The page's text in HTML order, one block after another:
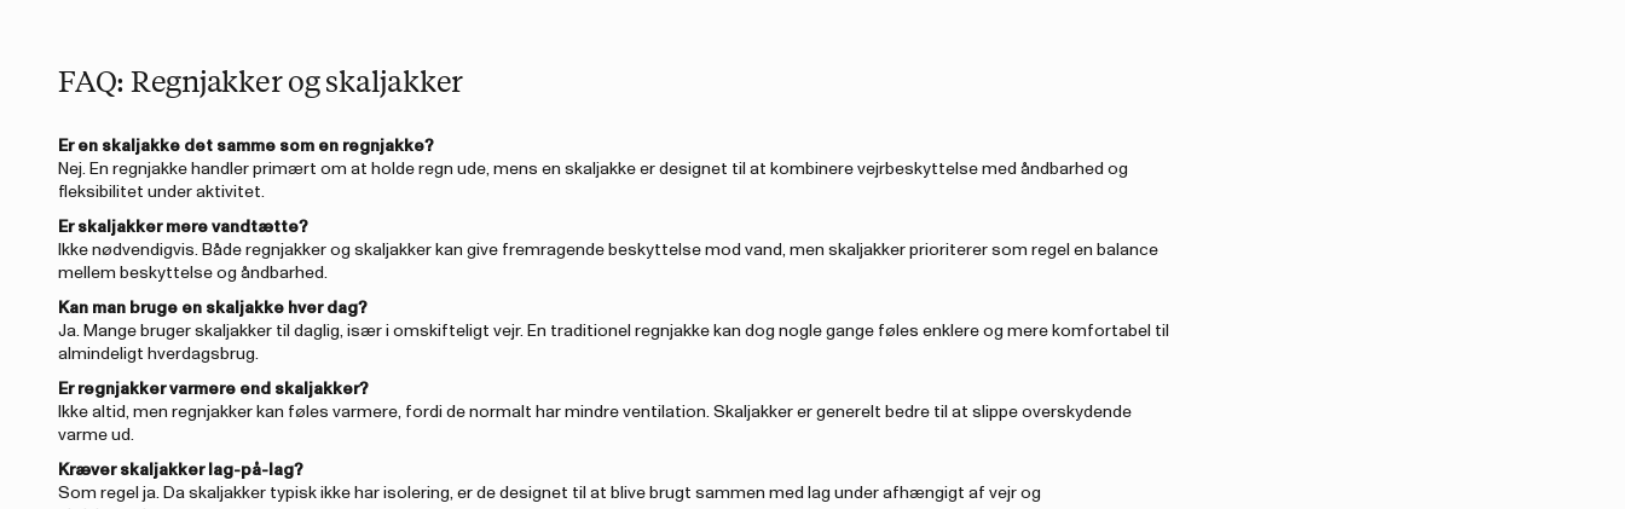
FAQ: Regnjakker og skaljakker
Er en skaljakke det samme som en regnjakke?
Nej. En regnjakke handler primært om at holde regn ude, mens en skaljakke er designet til at kombinere vejrbeskyttelse med åndbarhed og
fleksibilitet under aktivitet.
Er skaljakker mere vandtætte?
Ikke nødvendigvis. Både regnjakker og skaljakker kan give fremragende beskyttelse mod vand, men skaljakker prioriterer som regel en balance
mellem beskyttelse og åndbarhed.
Kan man bruge en skaljakke hver dag?
Ja. Mange bruger skaljakker til daglig, især i omskifteligt vejr. En traditionel regnjakke kan dog nogle gange føles enklere og mere komfortabel til
almindeligt hverdagsbrug.
Er regnjakker varmere end skaljakker?
Ikke altid, men regnjakker kan føles varmere, fordi de normalt har mindre ventilation. Skaljakker er generelt bedre til at slippe overskydende
varme ud.
Kræver skaljakker lag-på-lag?
Som regel ja. Da skaljakker typisk ikke har isolering, er de designet til at blive brugt sammen med lag under afhængigt af vejr og